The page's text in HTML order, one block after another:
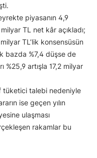
piyasanın 4,9
TL net kâr açıkladı;
TL’lik konsensüsün
bazda %7,4 düşse de
%25,9 artışla 17,2 milyar
tüketici talebi nedeniyle
ise geçen yılın
ulaşması
rakamlar bu